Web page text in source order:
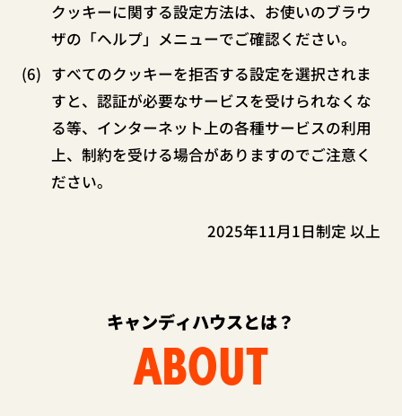
クッキーに関する設定方法は、お使いのブラウ
ザの「ヘルプ」メニューでご確認ください。
すべてのクッキーを拒否する設定を選択されま
すと、認証が必要なサービスを受けられなくな
る等、インターネット上の各種サービスの利用
上、制約を受ける場合がありますのでご注意く
ださい。
2025年11月1日制定 以上
キャンディハウスとは？
ABOUT